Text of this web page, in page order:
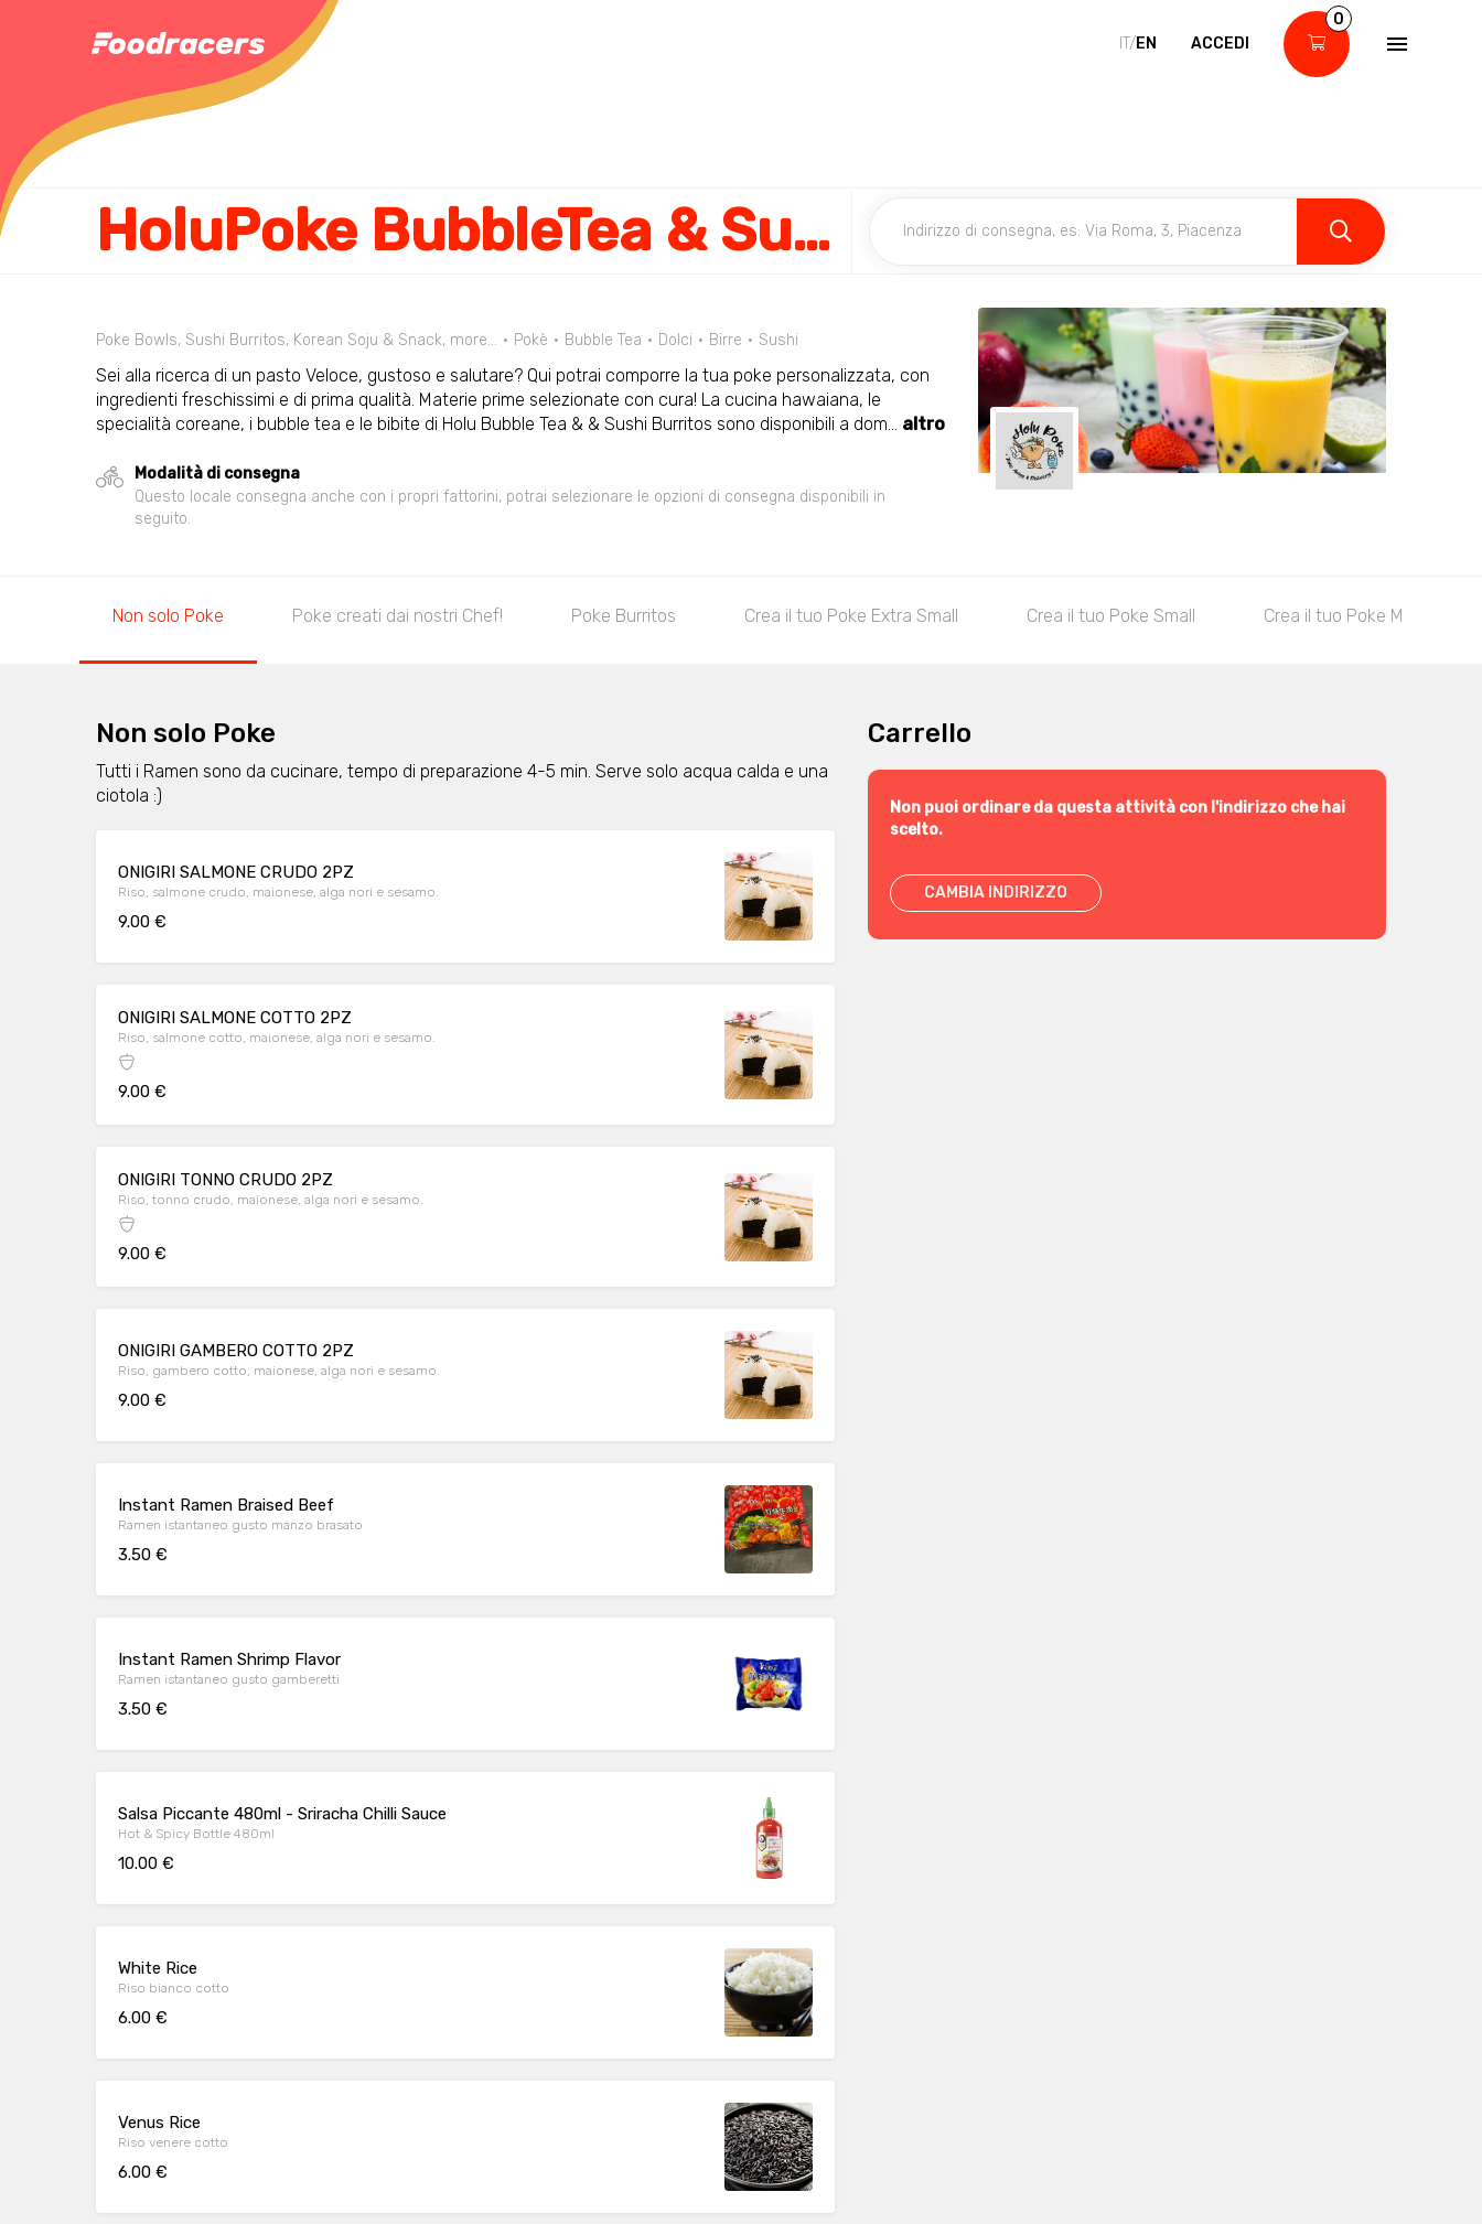
IT/EN ACCEDI
0
HoluPoke BubbleTea & SushiBurritos
Poke Bowls, Sushi Burritos, Korean Soju & Snack, more… Pokè Bubble Tea Dolci Birre Sushi
Sei alla ricerca di un pasto Veloce, gustoso e salutare? Qui potrai comporre la tua poke personalizzata, con
ingredienti freschissimi e di prima qualità. Materie prime selezionate con cura! La cucina hawaiana, le
specialità coreane, i bubble tea e le bibite di Holu Bubble Tea & & Sushi Burritos sono disponibili a dom... altro
Modalità di consegna
Questo locale consegna anche con i propri fattorini, potrai selezionare le opzioni di consegna disponibili in
seguito.
Non solo Poke Poke creati dai nostri Chef! Poke Burritos Crea il tuo Poke Extra Small Crea il tuo Poke Small Crea il tuo Poke Medium
Non solo Poke
Tutti i Ramen sono da cucinare, tempo di preparazione 4-5 min. Serve solo acqua calda e una
ciotola :)
ONIGIRI SALMONE CRUDO 2PZ
Riso, salmone crudo, maionese, alga nori e sesamo.
9.00 €
ONIGIRI SALMONE COTTO 2PZ
Riso, salmone cotto, maionese, alga nori e sesamo.
9.00 €
ONIGIRI TONNO CRUDO 2PZ
Riso, tonno crudo, maionese, alga nori e sesamo.
9.00 €
ONIGIRI GAMBERO COTTO 2PZ
Riso, gambero cotto, maionese, alga nori e sesamo.
9.00 €
Instant Ramen Braised Beef
Ramen istantaneo gusto manzo brasato
3.50 €
Instant Ramen Shrimp Flavor
Ramen istantaneo gusto gamberetti
3.50 €
Salsa Piccante 480ml - Sriracha Chilli Sauce
Hot & Spicy Bottle 480ml
10.00 €
White Rice
Riso bianco cotto
6.00 €
Venus Rice
Riso venere cotto
6.00 €
Carrello
Non puoi ordinare da questa attività con l'indirizzo che hai
scelto.
CAMBIA INDIRIZZO